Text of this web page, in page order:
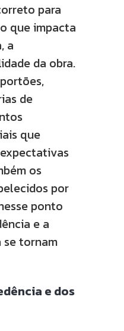
para
que impacta
a
da obra.
de
que
os
por
ponto
e a
tornam
e dos